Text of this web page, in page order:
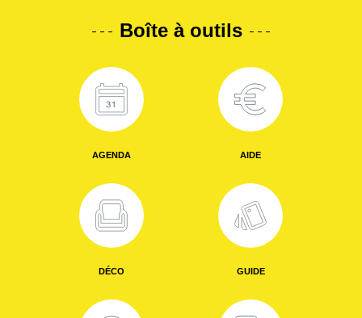
Boîte à outils
AGENDA AIDE
DÉCO GUIDE